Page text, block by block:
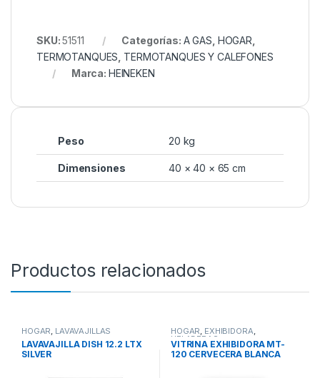
SKU:51511 Categorías: A GAS HOGAR
TERMOTANQUES TERMOTANQUES Y CALEFONES
Marca: HEINEKEN
Peso 20 kg
Dimensiones 40 × 40 × 65 cm
Productos relacionados
HOGAR, LAVAVAJILLAS
LAVAVAJILLA DISH 12.2 LTX
SILVER
HOGAR, EXHIBIDORA,
HELADERAS
VITRINA EXHIBIDORA MT-
120 CERVECERA BLANCA